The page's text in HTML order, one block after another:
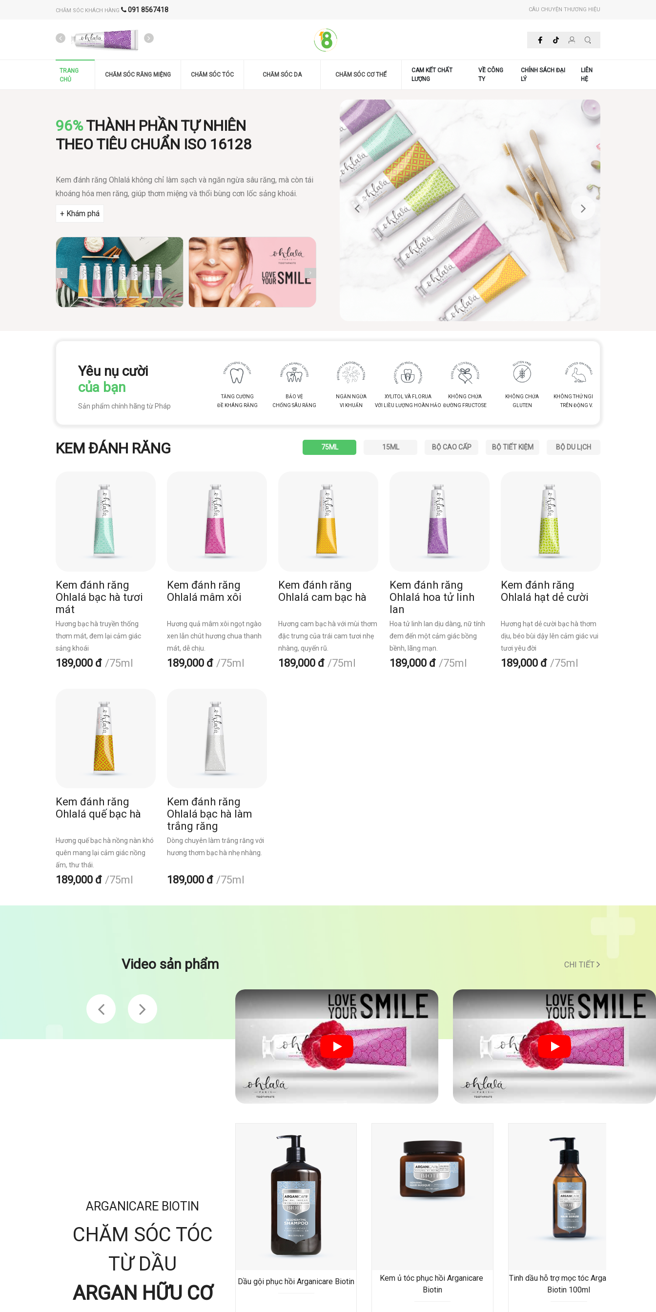
CHĂM SÓC KHÁCH HÀNG 091 8567418 CÂU CHUYỆN THƯƠNG HIỆU
TRANG
CHỦ
CHĂM SÓC RĂNG MIỆNG CHĂM SÓC TÓC CHĂM SÓC DA CHĂM SÓC CƠ THỂ
CAM KẾT CHẤT
LƯỢNG
VỀ CÔNG
TY
CHÍNH SÁCH ĐẠI
LÝ
LIÊN
HỆ
96%THÀNH PHẦN TỰ NHIÊN
THEO TIÊU CHUẨN ISO 16128
Kem đánh răng Ohlalá không chỉ làm sạch và ngăn ngừa sâu răng, mà còn tái
khoáng hóa men răng, giúp thơm miệng và thổi bùng cơn lốc sảng khoái.
+ Khám phá
Yêu nụ cười
của bạn
Sản phẩm chính hãng từ Pháp
TĂNG CƯỜNG
ĐỀ KHÁNG RĂNG
BẢO VỆ
CHỐNG SÂU RĂNG
NGĂN NGỪA
VI KHUẨN
XYLITOL VÀ FLORUA
VỚI LIỀU LƯỢNG HOÀN HẢO
KHÔNG CHỨA
ĐƯỜNG FRUCTOSE
KHÔNG CHỨA
GLUTEN
KHÔNG THỬ NGHIỆM
TRÊN ĐỘNG VẬT
KEM ĐÁNH RĂNG 75ML 15ML BỘ CAO CẤP BỘ TIẾT KIỆM BỘ DU LỊCH
Kem đánh răng
Ohlalá bạc hà tươi
mát
Hương bạc hà truyền thống
thơm mát, đem lại cảm giác
sảng khoái
189,000 đ 75ml
Kem đánh răng
Ohlalá mâm xôi
Hương quả mâm xôi ngọt ngào
xen lẫn chút hương chua thanh
mát, dễ chịu.
189,000 đ 75ml
Kem đánh răng
Ohlalá cam bạc hà
Hương cam bạc hà với mùi thơm
đặc trưng của trái cam tươi nhẹ
nhàng, quyến rũ.
189,000 đ 75ml
Kem đánh răng
Ohlalá hoa tử linh
lan
Hoa tử linh lan dịu dàng, nữ tính
đem đến một cảm giác bồng
bềnh, lãng mạn.
189,000 đ 75ml
Kem đánh răng
Ohlalá hạt dẻ cười
Hương hạt dẻ cười bạc hà thơm
dịu, béo bùi dậy lên cảm giác vui
tươi yêu đời
189,000 đ 75ml
Kem đánh răng
Ohlalá quế bạc hà
Hương quế bạc hà nồng nàn khó
quên mang lại cảm giác nồng
ấm, thư thái.
189,000 đ 75ml
Kem đánh răng
Ohlalá bạc hà làm
trắng răng
Dòng chuyên làm trắng răng với
hương thơm bạc hà nhẹ nhàng.
189,000 đ 75ml
Video sản phẩm CHI TIẾT
Play Play
ARGANICARE BIOTIN
CHĂM SÓC TÓC
TỪ DẦU
ARGAN HỮU CƠ
Dầu gội phục hồi Arganicare Biotin
Kem ủ tóc phục hồi Arganicare
Biotin
Tinh dầu hỗ trợ mọc tóc Arganicare
Biotin 100ml